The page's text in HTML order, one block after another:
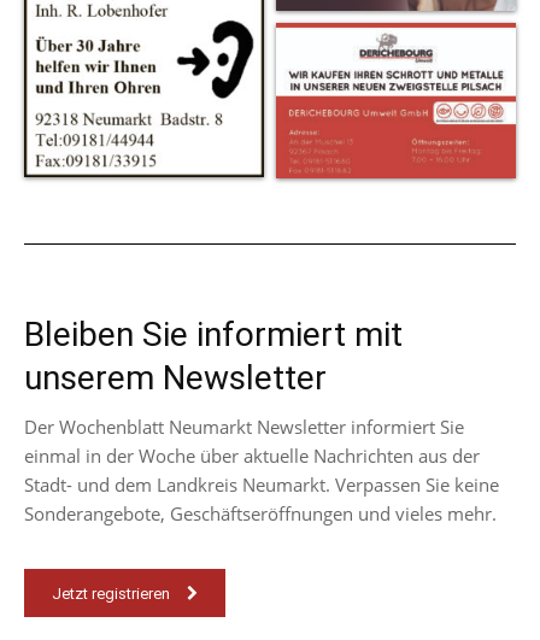
Bleiben Sie informiert mit
unserem Newsletter
Der Wochenblatt Neumarkt Newsletter informiert Sie
einmal in der Woche über aktuelle Nachrichten aus der
Stadt- und dem Landkreis Neumarkt. Verpassen Sie keine
Sonderangebote, Geschäftseröffnungen und vieles mehr.
Jetzt registrieren